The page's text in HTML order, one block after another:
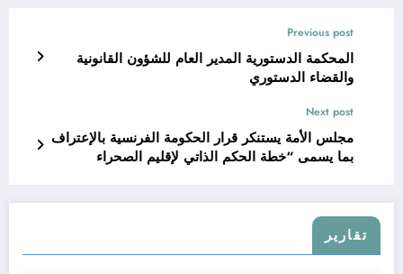
Previous post
المحكمة الدستورية المدير العام للشؤون القانونية
والقضاء الدستوري
Next post
مجلس الأمة يستنكر قرار الحكومة الفرنسية بالإعتراف
بما يسمى “خطة الحكم الذاتي لإقليم الصحراء
تقارير